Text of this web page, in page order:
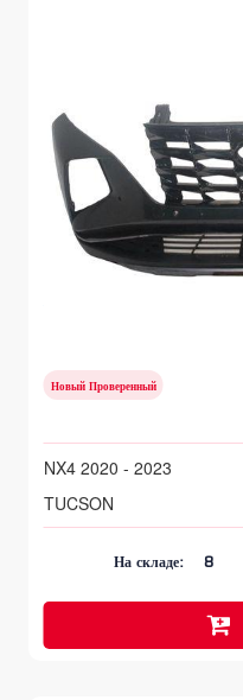
Передний бампер
Новый Проверенный
NX4 2020 - 2023
TUCSON
На складе: 8